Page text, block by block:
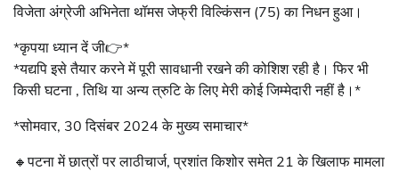
विजेता अंग्रेजी अभिनेता थॉमस जेफ्री विल्किंसन (75) का निधन हुआ।
*कृपया ध्यान दें जी👉*
*यद्यपि इसे तैयार करने में पूरी सावधानी रखने की कोशिश रही है। फिर भी
किसी घटना , तिथि या अन्य त्रुटि के लिए मेरी कोई जिम्मेदारी नहीं है।*
*सोमवार, 30 दिसंबर 2024 के मुख्य समाचार*
🔸पटना में छात्रों पर लाठीचार्ज, प्रशांत किशोर समेत 21 के खिलाफ मामला